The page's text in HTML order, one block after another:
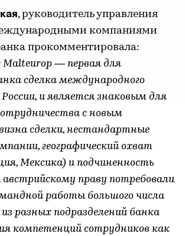
, руководитель управления
компаниями
прокомментировала:
Malteurop — первая для
сделка международного
и является знаковым для
с новым
сделки, нестандартные
географический охват
Мексика) и подчиненность
австрийскому праву потребовали
работы большого числа
разных подразделений банка
компетенций сотрудников как